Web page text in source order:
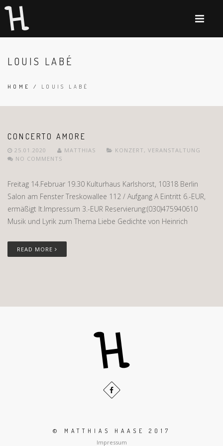
LOUIS LABÉ
HOME / LOUIS LABÉ
CONCERTO AMORE
25.01.2020 MATTHIAS KONZERT , VERANSTALTUNG
NO COMMENTS
Freitag 14.Februar 19.30 Kulturhaus Karlshorst, 10318 Berlin
Salon am Fenster Treskowallee 112 / Aufgang A Eintritt 6.-EUR,
ermäßigt lt.Impressum 3.-EUR Reservierung:(030)475940610
Musik und Lyrik zum Thema Liebe Gedichte von Heinrich
READ MORE
© MATTHIAS HAASE 2017
Impressum